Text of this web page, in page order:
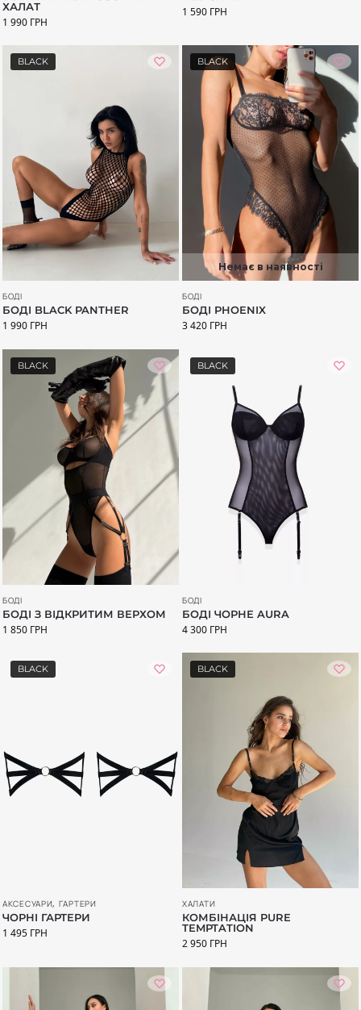
ХАЛАТ
1 990 ГРН
1 590 ГРН
BLACK
БОДІ
БОДІ BLACK PANTHER
1 990 ГРН
BLACK
Немає в наявності
БОДІ
БОДІ PHOENIX
3 420 ГРН
BLACK
БОДІ
БОДІ З ВІДКРИТИМ ВЕРХОМ
1 850 ГРН
BLACK
БОДІ
БОДІ ЧОРНЕ AURA
4 300 ГРН
BLACK
АКСЕСУАРИ, ГАРТЕРИ
ЧОРНІ ГАРТЕРИ
1 495 ГРН
BLACK
ХАЛАТИ
КОМБІНАЦІЯ PURE
TEMPTATION
2 950 ГРН